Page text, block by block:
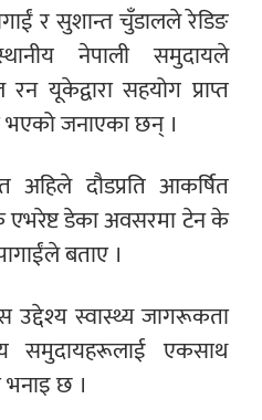
र सुशान्त चुँडालले रेडिङ
नेपाली समुदायले
यूकेद्वारा सहयोग प्राप्त
भएको जनाएका छन् ।
दौडप्रति आकर्षित
डेका अवसरमा टेन के
बताए ।
उद्देश्य स्वास्थ्य जागरूकता
समुदायहरूलाई एकसाथ
भनाइ छ ।